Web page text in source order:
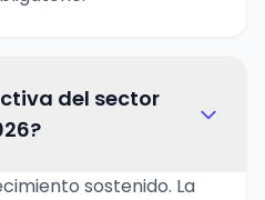
del sector
sostenido. La